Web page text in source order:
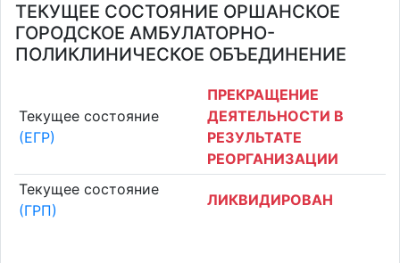
ТЕКУЩЕЕ СОСТОЯНИЕ ОРШАНСКОЕ
ГОРОДСКОЕ АМБУЛАТОРНО-
ПОЛИКЛИНИЧЕСКОЕ ОБЪЕДИНЕНИЕ
Текущее состояние
(ЕГР)
ПРЕКРАЩЕНИЕ
ДЕЯТЕЛЬНОСТИ В
РЕЗУЛЬТАТЕ
РЕОРГАНИЗАЦИИ
Текущее состояние
(ГРП)
ЛИКВИДИРОВАН